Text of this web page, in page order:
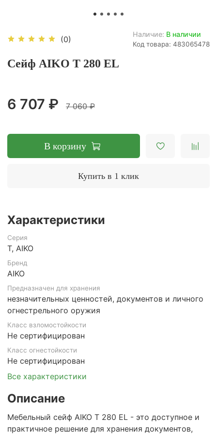
(0)
Наличие: В наличии
Код товара: 483065478
Сейф AIKO Т 280 EL
6 707 ₽ 7 060 ₽
В корзину
Купить в 1 клик
Характеристики
Серия
Т, AIKO
Бренд
AIKO
Предназначен для хранения
незначительных ценностей, документов и личного
огнестрельного оружия
Класс взломостойкости
Не сертифицирован
Класс огнестойкости
Не сертифицирован
Все характеристики
Описание
Мебельный сейф AIKO Т 280 EL - это доступное и
практичное решение для хранения документов,